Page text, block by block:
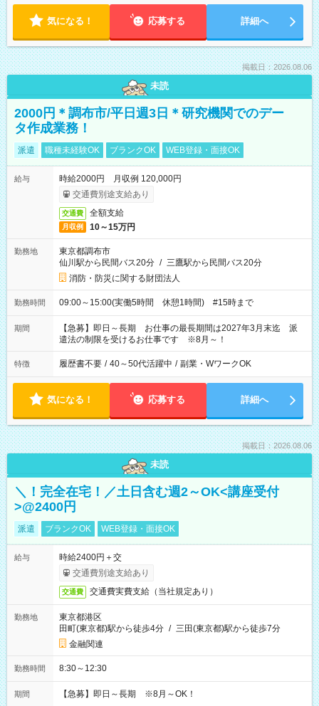
気になる！ 応募する 詳細へ
掲載日：2026.08.06
未読
2000円＊調布市/平日週3日＊研究機関でのデー
タ作成業務！
派遣 職種未経験OK ブランクOK WEB登録・面接OK
給与
時給2000円 月収例 120,000円
交通費別途支給あり
交通費 全額支給
月収例 10～15万円
勤務地
東京都調布市
仙川駅から民間バス20分 / 三鷹駅から民間バス20分
消防・防災に関する財団法人
勤務時間 09:00～15:00(実働5時間 休憩1時間) #15時まで
期間
【急募】即日～長期 お仕事の最長期間は2027年3月末迄 派
遣法の制限を受けるお仕事です ※8月～！
特徴 履歴書不要 / 40～50代活躍中 / 副業・WワークOK
気になる！ 応募する 詳細へ
掲載日：2026.08.06
未読
＼！完全在宅！／土日含む週2～OK<講座受付
>@2400円
派遣 ブランクOK WEB登録・面接OK
給与
時給2400円＋交
交通費別途支給あり
交通費 交通費実費支給（当社規定あり）
勤務地
東京都港区
田町(東京都)駅から徒歩4分 / 三田(東京都)駅から徒歩7分
金融関連
勤務時間 8:30～12:30
期間 【急募】即日～長期 ※8月～OK！